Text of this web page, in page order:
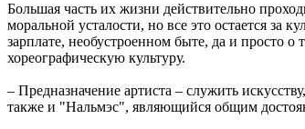
Большая часть их жизни действительно
моральной усталости, но все это остается за
зарплате, необустроенном быте, да и просто
хореографическую культуру.
– Предназначение артиста – служить
также и "Нальмэс", являющийся общим